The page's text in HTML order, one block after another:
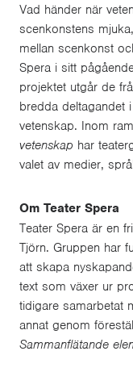
Vad händer när
scenkonstens
mellan scenkonst
Spera i sitt
projektet utgår de
bredda deltagandet
vetenskap. Inom
vetenskap har
valet av medier,
Om Teater Spera
Teater Spera är en
Tjörn. Gruppen har
att skapa
text som växer ur
tidigare samarbetat
annat genom
Sammanflätande